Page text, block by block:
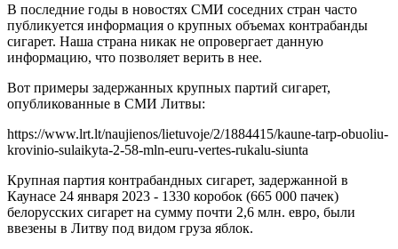
В последние годы в новостях СМИ соседних стран часто
публикуется информация о крупных объемах контрабанды
сигарет. Наша страна никак не опровергает данную
информацию, что позволяет верить в нее.
Вот примеры задержанных крупных партий сигарет,
опубликованные в СМИ Литвы:
https://www.lrt.lt/naujienos/lietuvoje/2/1884415/kaune-tarp-obuoliu-
krovinio-sulaikyta-2-58-mln-euru-vertes-rukalu-siunta
Крупная партия контрабандных сигарет, задержанной в
Каунасе 24 января 2023 - 1330 коробок (665 000 пачек)
белорусских сигарет на сумму почти 2,6 млн. евро, были
ввезены в Литву под видом груза яблок.